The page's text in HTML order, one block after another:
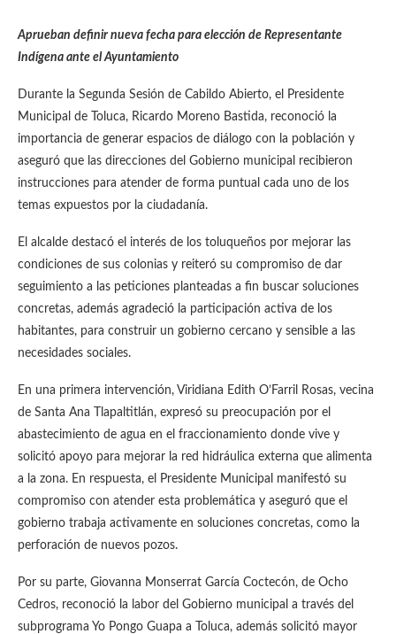
Aprueban definir nueva fecha para elección de Representante
Indígena ante el Ayuntamiento
Durante la Segunda Sesión de Cabildo Abierto, el Presidente
Municipal de Toluca, Ricardo Moreno Bastida, reconoció la
importancia de generar espacios de diálogo con la población y
aseguró que las direcciones del Gobierno municipal recibieron
instrucciones para atender de forma puntual cada uno de los
temas expuestos por la ciudadanía.
El alcalde destacó el interés de los toluqueños por mejorar las
condiciones de sus colonias y reiteró su compromiso de dar
seguimiento a las peticiones planteadas a fin buscar soluciones
concretas, además agradeció la participación activa de los
habitantes, para construir un gobierno cercano y sensible a las
necesidades sociales.
En una primera intervención, Viridiana Edith O’Farril Rosas, vecina
de Santa Ana Tlapaltitlán, expresó su preocupación por el
abastecimiento de agua en el fraccionamiento donde vive y
solicitó apoyo para mejorar la red hidráulica externa que alimenta
a la zona. En respuesta, el Presidente Municipal manifestó su
compromiso con atender esta problemática y aseguró que el
gobierno trabaja activamente en soluciones concretas, como la
perforación de nuevos pozos.
Por su parte, Giovanna Monserrat García Coctecón, de Ocho
Cedros, reconoció la labor del Gobierno municipal a través del
subprograma Yo Pongo Guapa a Toluca, además solicitó mayor